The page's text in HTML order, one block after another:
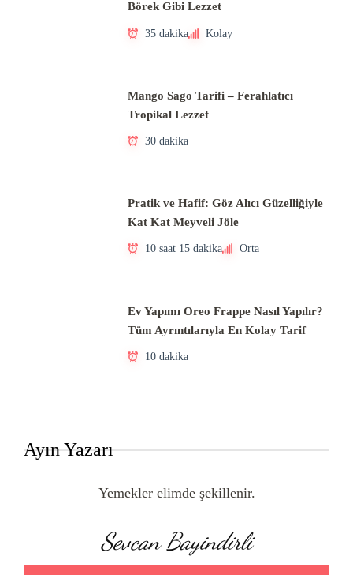
Börek Gibi Lezzet
35 dakika Kolay
Mango Sago Tarifi – Ferahlatıcı
Tropikal Lezzet
30 dakika
Pratik ve Hafif: Göz Alıcı Güzelliğiyle
Kat Kat Meyveli Jöle
10 saat 15 dakika Orta
Ev Yapımı Oreo Frappe Nasıl Yapılır?
Tüm Ayrıntılarıyla En Kolay Tarif
10 dakika
Ayın Yazarı
Yemekler elimde şekillenir.
Sevcan Bayindirli